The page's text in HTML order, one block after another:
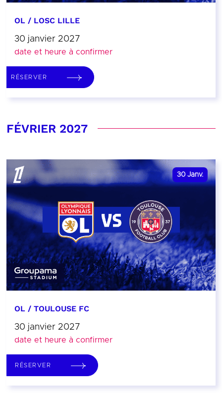
OL / LOSC LILLE
30 janvier 2027
date et heure à confirmer
RÉSERVER
FÉVRIER 2027
30 Janv.
OL / TOULOUSE FC
30 janvier 2027
date et heure à confirmer
RÉSERVER